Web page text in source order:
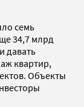
семь
34,7 млрд
давать
квартир,
Объекты